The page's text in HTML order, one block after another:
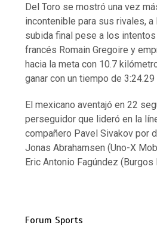
Del Toro se mostró una vez
incontenible para sus rivales,
subida final pese a los
francés Romain Gregoire y
hacia la meta con 10.7
ganar con un tiempo de 3:24.29
El mexicano aventajó en 22
perseguidor que lideró en la
compañero Pavel Sivakov por
Jonas Abrahamsen (Uno-X
Eric Antonio Fagúndez (Burgos
Forum Sports